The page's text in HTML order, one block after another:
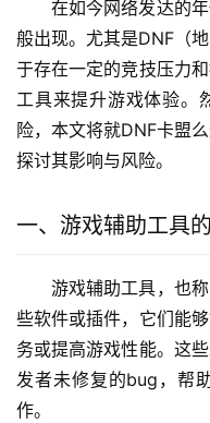
在如今网络发达的
般出现。尤其是DNF（
于存在一定的竞技压力
工具来提升游戏体验。
险，本文将就DNF卡盟
探讨其影响与风险。
一、游戏辅助工具
游戏辅助工具，也
些软件或插件，它们能
务或提高游戏性能。这
发者未修复的bug，帮
作。